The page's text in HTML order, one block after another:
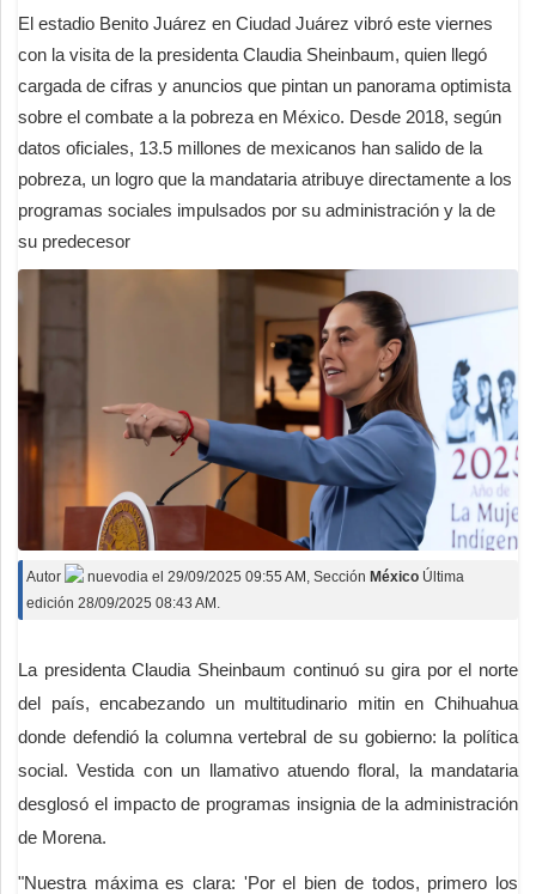
El estadio Benito Juárez en Ciudad Juárez vibró este viernes
con la visita de la presidenta Claudia Sheinbaum, quien llegó
cargada de cifras y anuncios que pintan un panorama optimista
sobre el combate a la pobreza en México. Desde 2018, según
datos oficiales, 13.5 millones de mexicanos han salido de la
pobreza, un logro que la mandataria atribuye directamente a los
programas sociales impulsados por su administración y la de
su predecesor
Autor nuevodia el 29/09/2025 09:55 AM , Sección México Última
edición 28/09/2025 08:43 AM.
La presidenta Claudia Sheinbaum continuó su gira por el norte
del país, encabezando un multitudinario mitin en Chihuahua
donde defendió la columna vertebral de su gobierno: la política
social. Vestida con un llamativo atuendo floral, la mandataria
desglosó el impacto de programas insignia de la administración
de Morena.
"Nuestra máxima es clara: 'Por el bien de todos, primero los